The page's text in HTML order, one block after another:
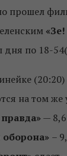
прошел
дня по 18-
на том
—
оборона» –